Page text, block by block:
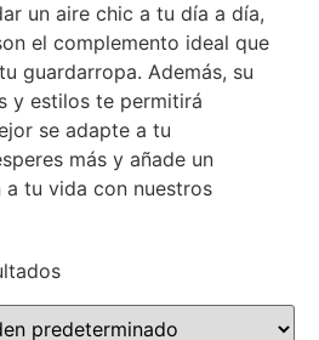
un aire chic a tu día a día,
el complemento ideal que
guardarropa. Además, su
y estilos te permitirá
se adapte a tu
más y añade un
tu vida con nuestros